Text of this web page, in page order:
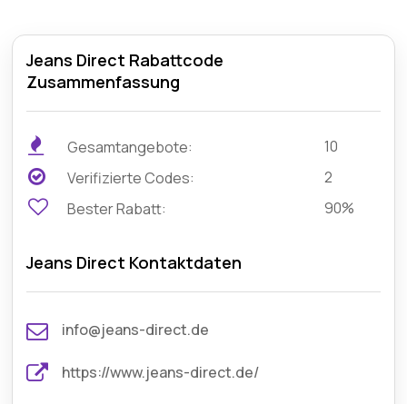
Jeans Direct Rabattcode
Zusammenfassung
Gesamtangebote:
10
Verifizierte Codes:
2
Bester Rabatt:
90%
Jeans Direct Kontaktdaten
info@jeans-direct.de
https://www.jeans-direct.de/